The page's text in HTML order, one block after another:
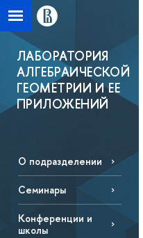
ЛАБОРАТОРИЯ
АЛГЕБРАИЧЕСКОЙ
ГЕОМЕТРИИ И ЕЕ
ПРИЛОЖЕНИЙ
О подразделении
Семинары
Конференции и
школы